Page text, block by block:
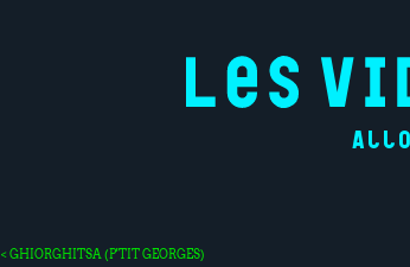
< GHIORGHITSA (P'TIT GEORGES)